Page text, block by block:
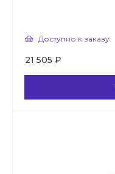
Доступно к заказу
21 505 ₽